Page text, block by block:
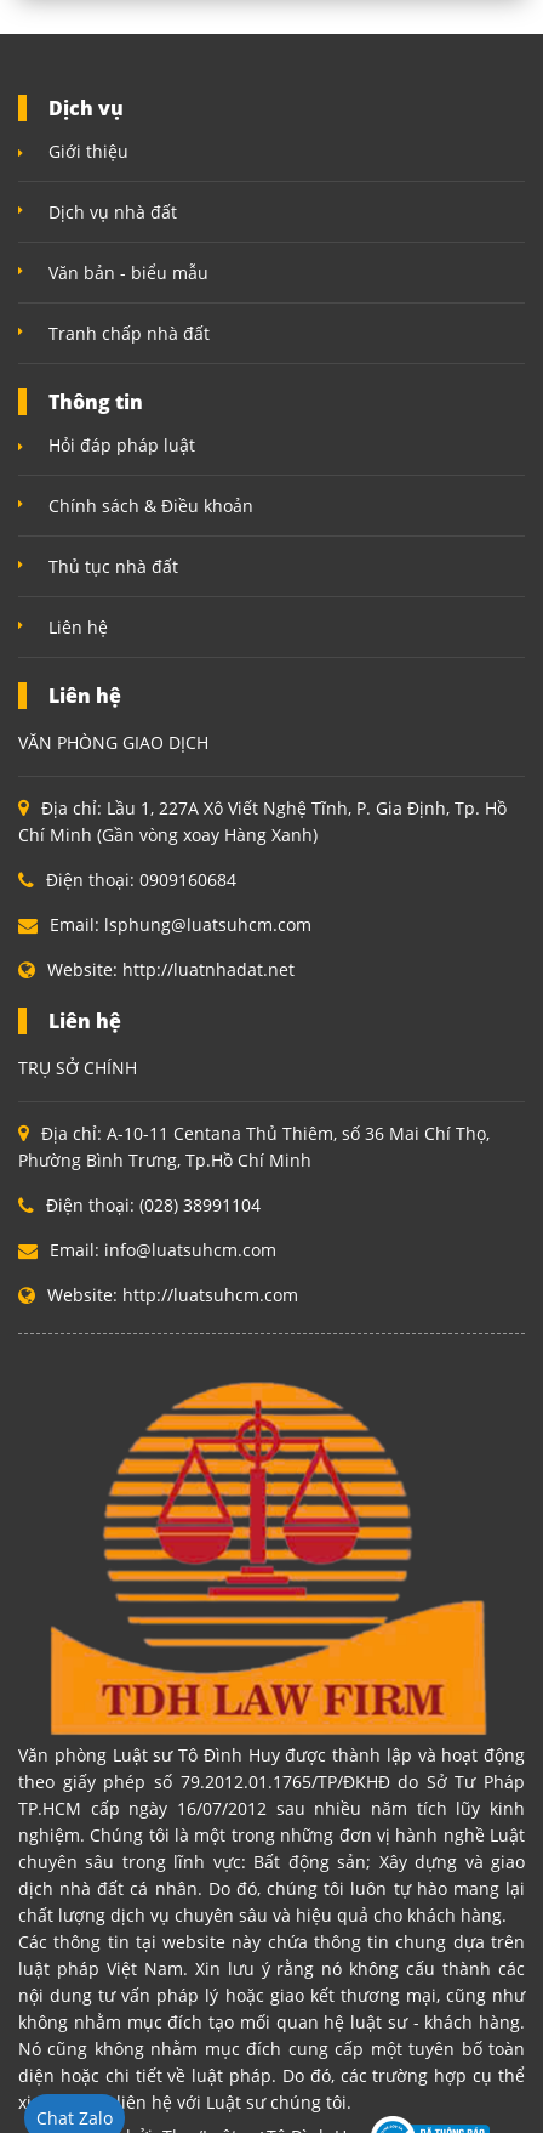
Dịch vụ
Giới thiệu
Dịch vụ nhà đất
Văn bản - biểu mẫu
Tranh chấp nhà đất
Thông tin
Hỏi đáp pháp luật
Chính sách & Điều khoản
Thủ tục nhà đất
Liên hệ
Liên hệ
VĂN PHÒNG GIAO DỊCH
Địa chỉ: Lầu 1, 227A Xô Viết Nghệ Tĩnh, P. Gia Định, Tp. Hồ
Chí Minh (Gần vòng xoay Hàng Xanh)
Điện thoại: 0909160684
Email: lsphung@luatsuhcm.com
Website: http://luatnhadat.net
Liên hệ
TRỤ SỞ CHÍNH
Địa chỉ: A-10-11 Centana Thủ Thiêm, số 36 Mai Chí Thọ,
Phường Bình Trưng, Tp.Hồ Chí Minh
Điện thoại: (028) 38991104
Email: info@luatsuhcm.com
Website: http://luatsuhcm.com
Văn phòng Luật sư Tô Đình Huy được thành lập và hoạt động
theo giấy phép số 79.2012.01.1765/TP/ĐKHĐ do Sở Tư Pháp
TP.HCM cấp ngày 16/07/2012 sau nhiều năm tích lũy kinh
nghiệm. Chúng tôi là một trong những đơn vị hành nghề Luật
chuyên sâu trong lĩnh vực: Bất động sản; Xây dựng và giao
dịch nhà đất cá nhân. Do đó, chúng tôi luôn tự hào mang lại
chất lượng dịch vụ chuyên sâu và hiệu quả cho khách hàng.
Các thông tin tại website này chứa thông tin chung dựa trên
luật pháp Việt Nam. Xin lưu ý rằng nó không cấu thành các
nội dung tư vấn pháp lý hoặc giao kết thương mại, cũng như
không nhằm mục đích tạo mối quan hệ luật sư - khách hàng.
Nó cũng không nhằm mục đích cung cấp một tuyên bố toàn
diện hoặc chi tiết về luật pháp. Do đó, các trường hợp cụ thể
xin vui lòng liên hệ với Luật sư chúng tôi.
Chat Zalo